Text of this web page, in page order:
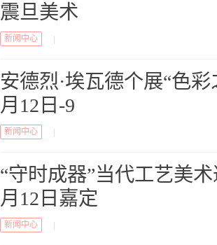
震旦美术
新闻中心
安德烈·埃瓦德个展“色彩
月12日-9
新闻中心
“守时成器”当代工艺美
月12日嘉定
新闻中心